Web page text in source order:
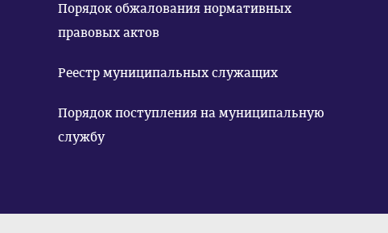
Порядок обжалования нормативных
правовых актов
Реестр муниципальных служащих
Порядок поступления на муниципальную
службу